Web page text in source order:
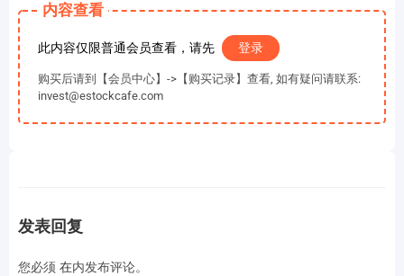
内容查看
此内容仅限普通会员查看，请先 登录
购买后请到【会员中心】->【购买记录】查看, 如有疑问请联系:
invest@estockcafe.com
发表回复
您必须 在内发布评论。